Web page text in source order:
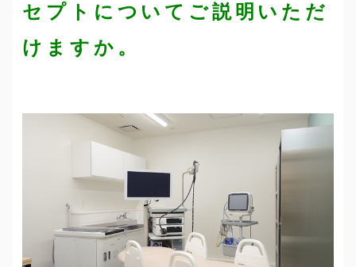
セプトについてご説明いただ
けますか。